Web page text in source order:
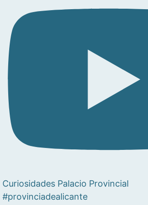
Curiosidades Palacio Provincial
#provinciadealicante